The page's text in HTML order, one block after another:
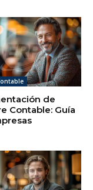
de
Contable: Guía